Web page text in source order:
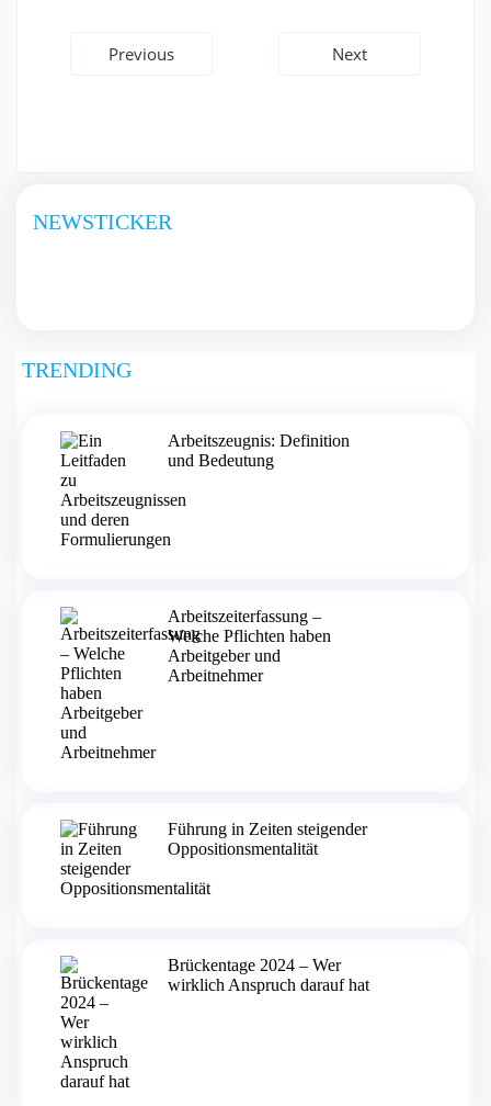
Beitragsnavigation
Previous Next
NEWSTICKER
TRENDING
Arbeitszeugnis: Definition
und Bedeutung
Arbeitszeiterfassung –
Welche Pflichten haben
Arbeitgeber und
Arbeitnehmer
Führung in Zeiten steigender
Oppositionsmentalität
Brückentage 2024 – Wer
wirklich Anspruch darauf hat